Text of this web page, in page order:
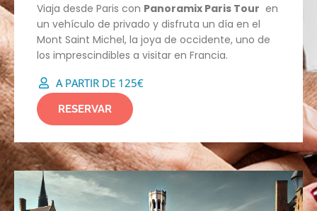
Viaja desde Paris con Panoramix Paris Tour en
un vehículo de privado y disfruta un día en el
Mont Saint Michel, la joya de occidente, uno de
los imprescindibles a visitar en Francia.
A PARTIR DE 125€
RESERVAR